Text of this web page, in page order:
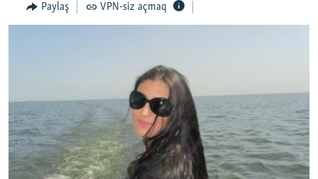
QANUNI DOĞRU
FOTOQALEREYA
İNFOQRAFIKA
KARIKATURA
OXU ZALI
AZƏRBAYCAN ƏDƏBIYYATI KITABXANASI
İSLAM VƏ DEMOKRATIYA
HAQQIMIZDA
MISSIYAMIZ
PEŞƏ ETIKASI VƏ JURNALISTIKA STANDARTLARIMIZ
BIZI IZLƏ
Paylaş VPN-siz açmaq